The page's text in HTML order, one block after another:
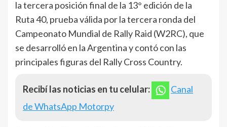
la tercera posición final de la 13° edición de la
Ruta 40, prueba válida por la tercera ronda del
Campeonato Mundial de Rally Raid (W2RC), que
se desarrolló en la Argentina y contó con las
principales figuras del Rally Cross Country.
Recibí las noticias en tu celular:
Canal
de WhatsApp Motorpy